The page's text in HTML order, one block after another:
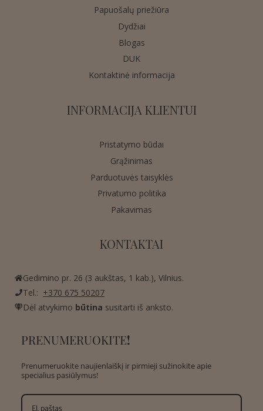
Papuošalų priežiūra
Dydžiai
Blogas
DUK
Kontaktinė informacija
INFORMACIJA KLIENTUI
Pristatymo būdai
Grąžinimas
Parduotuvės taisyklės
Privatumo politika
Pakavimas
KONTAKTAI
Gedimino pr. 26 (3 aukštas, 1 kab.), Vilnius.
Tel.: +370 675 50207
Dėl atvykimo būtina susitarti iš anksto.
PRENUMERUOKITE!
Prenumeruokite naujienlaiškį ir pirmieji sužinokite apie
specialius pasiūlymus!